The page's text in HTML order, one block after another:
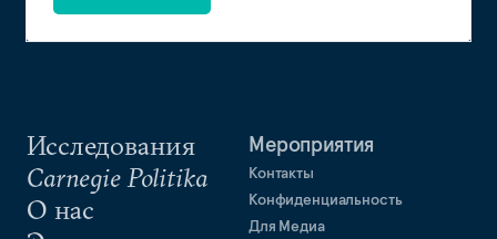
Исследования
Carnegie Politika
О нас
Мероприятия
Контакты
Конфиденциальность
Для Медиа